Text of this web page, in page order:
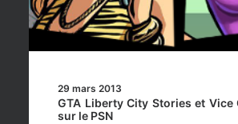
29 mars 2013
GTA Liberty City Stories et Vice
sur le PSN